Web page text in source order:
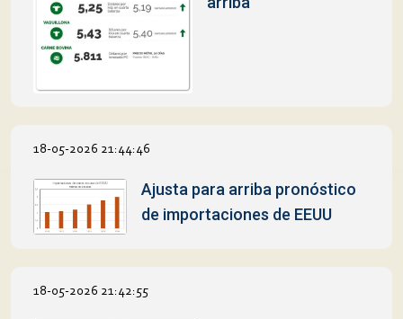
18-05-2026 21:44:46
Ajusta para arriba pronóstico
de importaciones de EEUU
18-05-2026 21:42:55